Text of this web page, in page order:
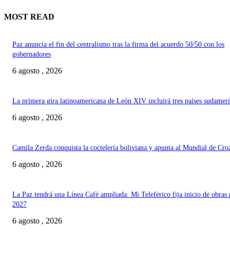
MOST READ
Paz anuncia el fin del centralismo tras la firma del acuerdo 50/50 con los
gobernadores
6 agosto , 2026
La primera gira latinoamericana de León XIV incluirá tres países
6 agosto , 2026
Camila Zerda conquista la coctelería boliviana y apunta al Mundial de
6 agosto , 2026
La Paz tendrá una Línea Café ampliada: Mi Teleférico fija inicio de obras
2027
6 agosto , 2026